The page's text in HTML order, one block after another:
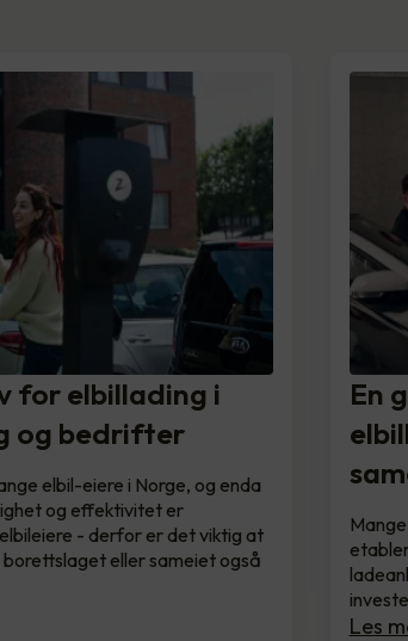
for elbillading i
og bedrifter
elbil-eiere i Norge, og enda
og effektivitet er
- derfor er det viktig at
borettslaget eller sameiet også
En
Les